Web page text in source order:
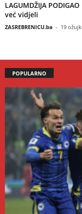
LAGUMDŽIJA
već vidjeli
ZASREBRENICU.ba - 19
POPULARNO